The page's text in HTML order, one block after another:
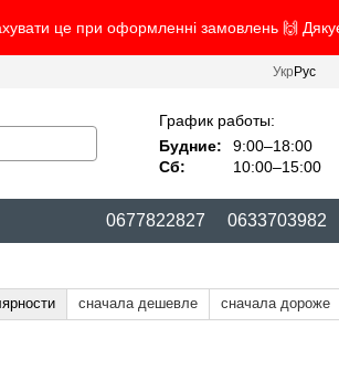
це при оформленні замовлень 🙌
Укр Рус
График работы:
Будние:
9:00–18:00
Сб:
10:00–15:00
0677822827 0633703982
сначала дешевле сначала дороже